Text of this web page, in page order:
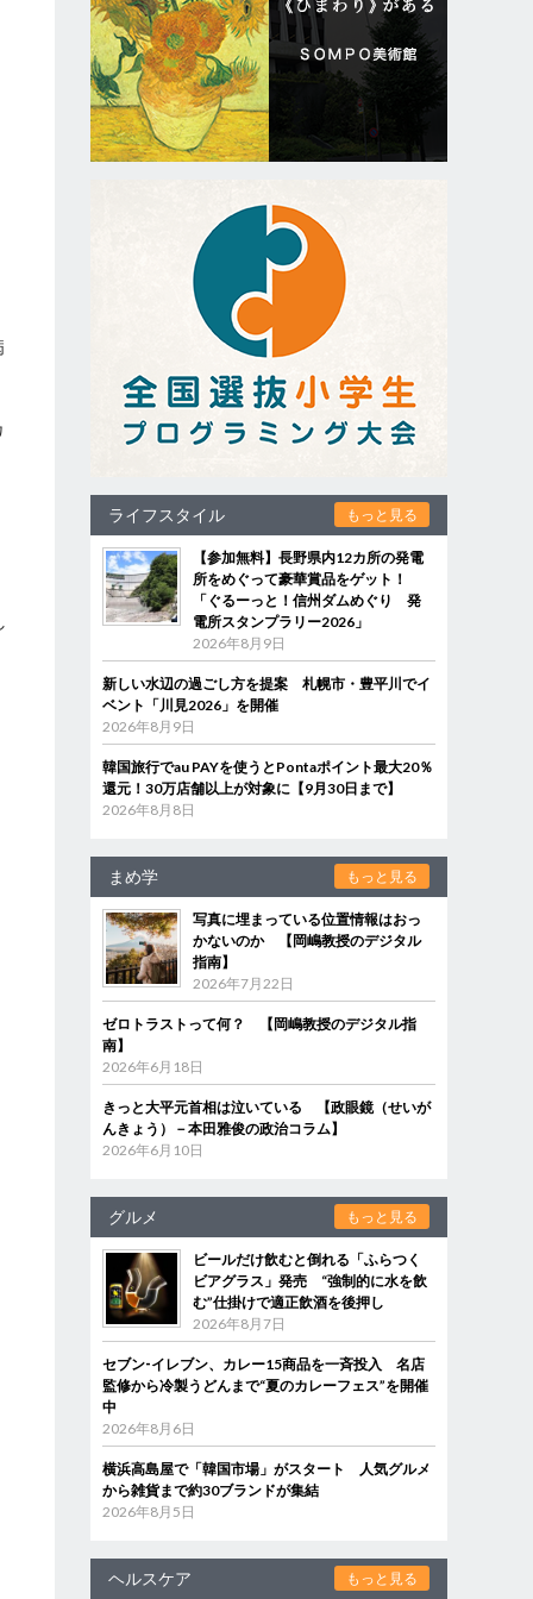
ライフスタイル もっと見る
【参加無料】長野県内12カ所の発電
所をめぐって豪華賞品をゲット！
「ぐるーっと！信州ダムめぐり 発
電所スタンプラリー2026」
2026年8月9日
新しい水辺の過ごし方を提案 札幌市・豊平川でイ
ベント「川見2026」を開催
2026年8月9日
韓国旅行でau PAYを使うとPontaポイント最大20％
還元！30万店舗以上が対象に【9月30日まで】
2026年8月8日
まめ学 もっと見る
写真に埋まっている位置情報はおっ
かないのか 【岡嶋教授のデジタル
指南】
2026年7月22日
ゼロトラストって何？ 【岡嶋教授のデジタル指
南】
2026年6月18日
きっと大平元首相は泣いている 【政眼鏡（せいが
んきょう）－本田雅俊の政治コラム】
2026年6月10日
グルメ もっと見る
ビールだけ飲むと倒れる「ふらつく
ビアグラス」発売 “強制的に水を飲
む”仕掛けで適正飲酒を後押し
2026年8月7日
セブン‐イレブン、カレー15商品を一斉投入 名店
監修から冷製うどんまで“夏のカレーフェス”を開催
中
2026年8月6日
横浜高島屋で「韓国市場」がスタート 人気グルメ
から雑貨まで約30ブランドが集結
2026年8月5日
ヘルスケア もっと見る